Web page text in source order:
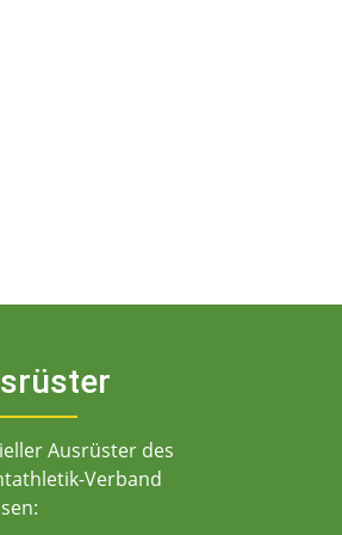
Ausrüster des
Verband